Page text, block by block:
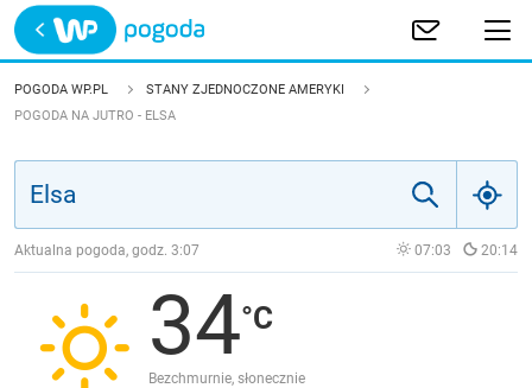
Trwa ładowanie
POLSKA
JAKOŚĆ POWIETRZA
POGODA WP.PL
STANY ZJEDNOCZONE AMERYKI
POGODA NA JUTRO - ELSA
Aktualna pogoda, godz. 3:07 07:03 20:14
34
Bezchmurnie, słonecznie